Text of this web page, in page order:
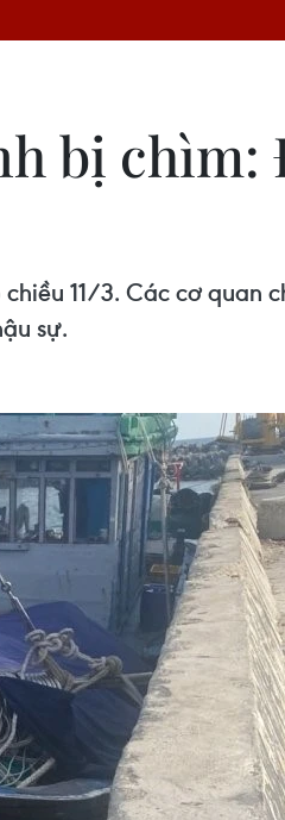
bị
11/3. Các cơ quan
sự.